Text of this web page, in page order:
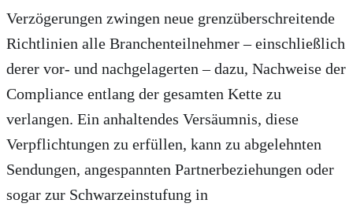
Verzögerungen zwingen neue grenzüberschreitende
Richtlinien alle Branchenteilnehmer – einschließlich
derer vor- und nachgelagerten – dazu, Nachweise der
Compliance entlang der gesamten Kette zu
verlangen. Ein anhaltendes Versäumnis, diese
Verpflichtungen zu erfüllen, kann zu abgelehnten
Sendungen, angespannten Partnerbeziehungen oder
sogar zur Schwarzeinstufung in